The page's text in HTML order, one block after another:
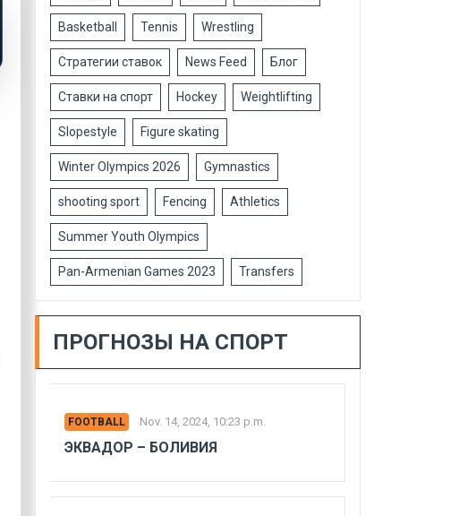
Basketball Tennis Wrestling
Стратегии ставок News Feed Блог
Ставки на спорт Hockey Weightlifting
Slopestyle Figure skating
Winter Olympics 2026 Gymnastics
shooting sport Fencing Athletics
Summer Youth Olympics
Pan-Armenian Games 2023 Transfers
ПРОГНОЗЫ НА СПОРТ
FOOTBALL Nov. 14, 2024, 10:23 p.m.
ЭКВАДОР – БОЛИВИЯ